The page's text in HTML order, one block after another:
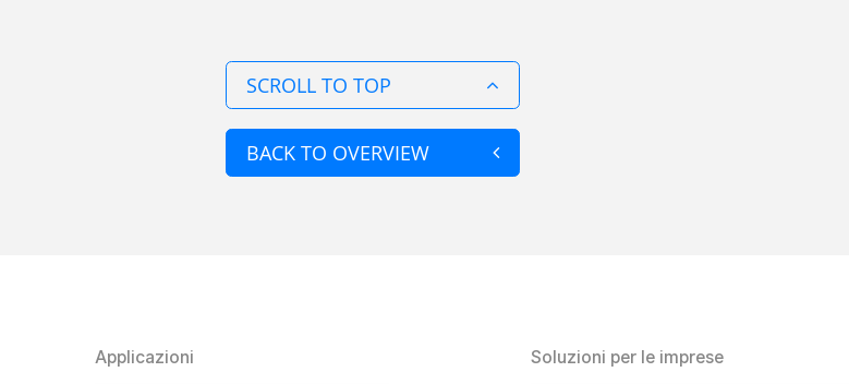
SCROLL TO TOP
BACK TO OVERVIEW
Applicazioni Soluzioni per le imprese